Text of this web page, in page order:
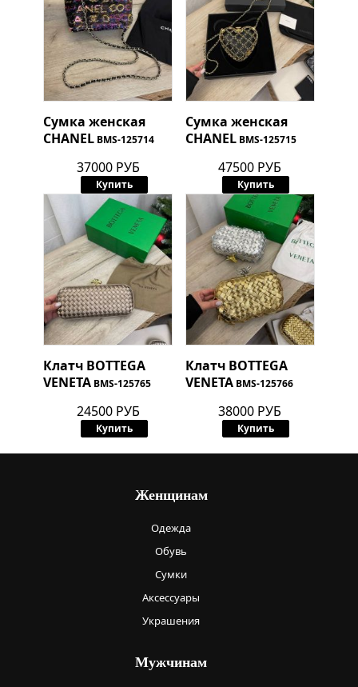
Сумка женская
CHANEL BMS-125714
37000 РУБ
Купить
Сумка женская
CHANEL BMS-125715
47500 РУБ
Купить
Клатч BOTTEGA
VENETA BMS-125765
24500 РУБ
Купить
Клатч BOTTEGA
VENETA BMS-125766
38000 РУБ
Купить
Женщинам
Одежда
Обувь
Сумки
Аксессуары
Украшения
Мужчинам